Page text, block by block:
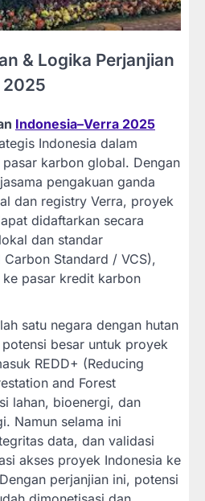
& Logika Perjanjian
2025
Indonesia–Verra 2025
Indonesia dalam
karbon global. Dengan
pengakuan ganda
dan registry Verra, proyek
didaftarkan secara
dan standar
Standard / VCS),
pasar kredit karbon
satu negara dengan hutan
besar untuk proyek
REDD+ (Reducing
and Forest
lahan, bioenergi, dan
Namun selama ini
data, dan validasi
akses proyek Indonesia ke
perjanjian ini, potensi